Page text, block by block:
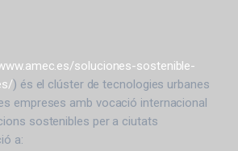
soluciones-sostenible-
) és el clúster de tecnologies urbanes
empreses amb vocació internacional
sostenibles per a ciutats
a: